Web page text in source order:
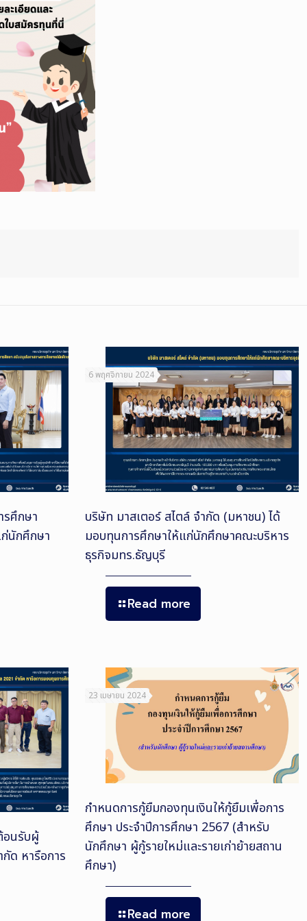
ศึกษา
นักศึกษา
6 พฤศจิกายน 2024
บริษัท มาสเตอร์ สไตล์ จำกัด (มหาชน) ได้
มอบทุนการศึกษาให้แก่นักศึกษาคณะบริหาร
ธุรกิจมทร.ธัญบุรี
Read more
อนรับผู้
ด หารือการ
23 เมษายน 2024
กำหนดการกู้ยืมกองทุนเงินให้กู้ยืมเพื่อการ
ศึกษา ประจำปีการศึกษา 2567 (สำหรับ
นักศึกษา ผู้กู้รายใหม่และรายเก่าย้ายสถาน
ศึกษา)
Read more